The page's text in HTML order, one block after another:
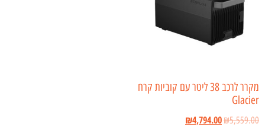
מקרר לרכב 38 ליטר עם קוביות קרח
Glacier
₪5,559.00
₪4,794.00